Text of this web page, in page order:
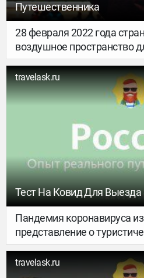
Путешественника
28 февраля 2022 года
воздушное пространство
российских авиакомпаний:
не только взлетать и
территории этих
над ними маршруты.
и Канада. Сейчас прямое
остается только с одной
Сербией.
travelask.ru
Тест На Ковид Для Выезда
Пандемия коронавируса
представление о
Долгое время выезд за
был для россиян
международный туризм
travelask.ru